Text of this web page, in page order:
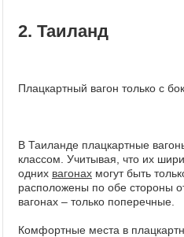
2. Таиланд
Плацкартный вагон только с
В Таиланде плацкартные
классом. Учитывая, что их
одних вагонах могут быть
расположены по обе стороны
вагонах – только поперечные.
Комфортные места в